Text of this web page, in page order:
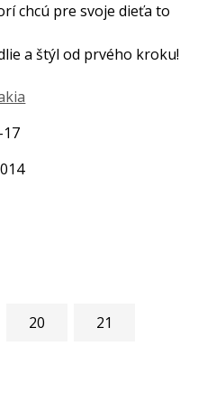
chcú pre svoje dieťa to
a štýl od prvého kroku!
17
20 21